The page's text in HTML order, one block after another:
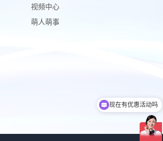
视频中心
萌人萌事
现在有优惠活动吗